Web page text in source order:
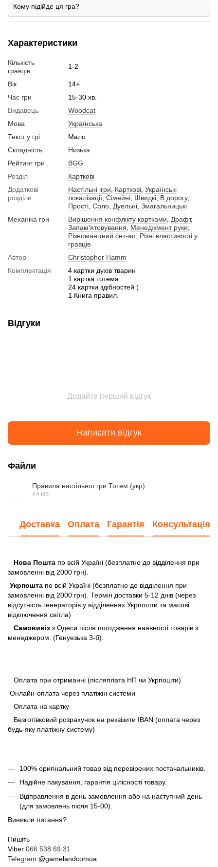
Кому підійде ця гра?
Характеристики
Кількість
гравців
1-2
Вік
14+
Час гри
15-30 хв.
Видавець
Woodcat
Мова
Українська
Текст у грі
Мало
Складність
Низька
Рейтинг гри
BGG
Розділ
Карткові
Додаткові
розділи
Настільні ігри Карткові Українські
локалізації Сімейні Швидкі В дорогу,
Прості Соло Дуельні Змагальницькі
Механіка гри
Вирішення конфлікту картками Драфт,
Запам'ятовування
Менеджмент руки
Різноманітний сет-ап
Різні властивості у
гравців
Автор
Christopher Hamm
Комплектація
4 картки духів тварин
1 картка тотема
24 картки здібностей (
1 Книга правил.
Відгуки
Додайте перший відгук
Написати відгук
Файли
Правила настільної гри Тотем (укр)
4.4 МБ
Доставка Оплата Гарантія Консультація
Нова Пошта по всій Україні (безплатно до відділення при
замовленні від 2000 грн).
Укрпошта по всій Україні (безплатно до відділення при
замовленні від 2000 грн). Термін доставки 5-12 днів (через
відсутність генераторів у відділеннях Укрпошти та масові
відключення світла)
Самовивіз з Одеси після погодження наявності товарів з
менеджером. (Генуезька 3-б).
Оплата при отриманні (післяплата НП чи Укрпошти)
Онлайн-оплата через платіжні системи
Оплата на картку
Безготівковий розрахунок на реквізити IBAN (оплата через
будь-яку платіжну систему)
100% оригінальний товар від перевірених постачальників.
Надійне пакування, гарантія цілісності товару.
Відправлення в день замовлення або на наступний день
(для замовлень після 15-00).
Виникли питання?
Пишіть
Viber 066 538 69 31
Telegram @gamelandcomua